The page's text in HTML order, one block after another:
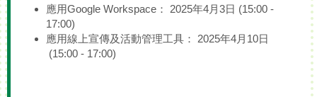
應用Google Workspace： 2025年4月3日 (15:00 -
17:00)
應用線上宣傳及活動管理工具： 2025年4月10日
(15:00 - 17:00)